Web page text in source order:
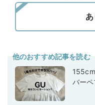
他のおすすめ記事を読む
バー